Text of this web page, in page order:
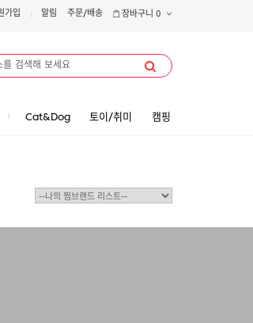
가입 알림 주문/배송 장바구니 0
Cat&Dog 토이/취미 캠핑